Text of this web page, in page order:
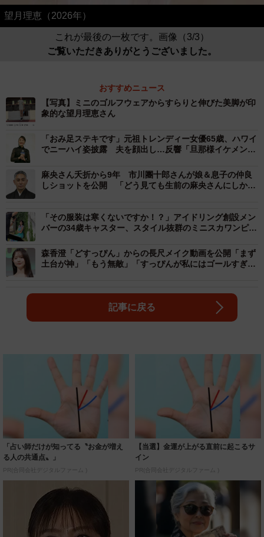
望月理恵（2026年）
これが最後の一枚です。画像（3/3）
ご覧いただきありがとうございました。
おすすめニュース
【写真】ミニのゴルフウェアからすらりと伸びた美脚が印
象的な望月理恵さん
「おみ足ステキです」元祖トレンディー女優65歳、ハワイ
でニーハイ姿披露 夫を顔出し…反響「旦那様イケメン」
麻央さん夭折から9年 市川團十郎さんが娘＆息子の仲良
しショットを公開 「どう見ても生前の麻央さんにしか見
「その服装は寒くないですか！？」アイドリング創設メン
バーの34歳キャスター、スタイル抜群のミニスカワンピ姿
森香澄「どすっぴん」からの長尺メイク動画を公開「まず
土台が神」「もう無敵」「すっぴんが私にはゴールすぎ
記事に戻る
「占い師だけが知ってる〝お金が増え
る人の共通点〟」
PR(合同会社デジタルファーム )
【当選】金運が上がる直前に起こるサ
イン
PR(合同会社デジタルファーム )